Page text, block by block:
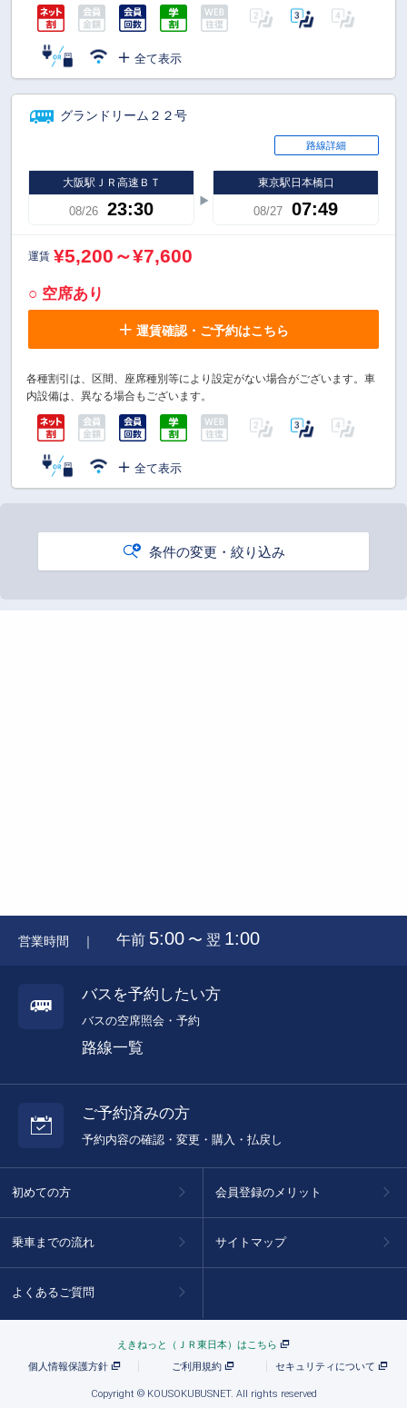
全て表示
グランドリーム２２号
路線詳細
大阪駅ＪＲ高速ＢＴ
08/26 23:30
東京駅日本橋口
08/27 07:49
運賃 ¥5,200～¥7,600
○ 空席あり
運賃確認・ご予約はこちら
各種割引は、区間、座席種別等により設定がない場合がございます。車
内設備は、異なる場合もございます。
全て表示
条件の変更・絞り込み
営業時間 ｜ 午前 5:00 〜 翌 1:00
バスを予約したい方
バスの空席照会・予約
路線一覧
ご予約済みの方
予約内容の確認・変更・購入・払戻し
初めての方
乗車までの流れ
よくあるご質問
会員登録のメリット
サイトマップ
えきねっと（ＪＲ東日本）はこちら
個人情報保護方針
ご利用規約 セキュリティについて
Copyright © KOUSOKUBUSNET. All rights reserved